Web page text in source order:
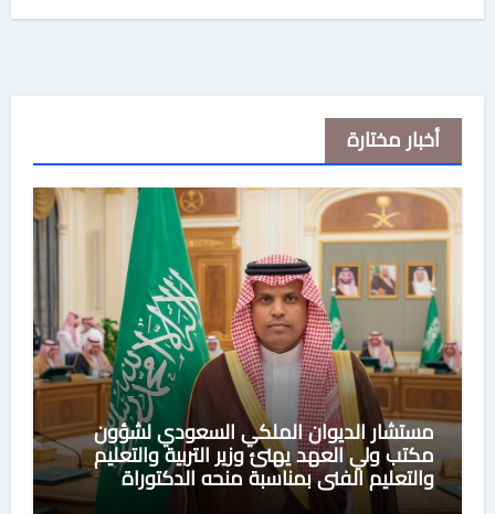
أخبار مختارة
مستشار الديوان الملكي السعودي لشؤون
مكتب ولي العهد يهنئ وزير التربية والتعليم
والتعليم الفني بمناسبة منحه الدكتوراة
الفخرية من جامعة هيروشيما اليابانية